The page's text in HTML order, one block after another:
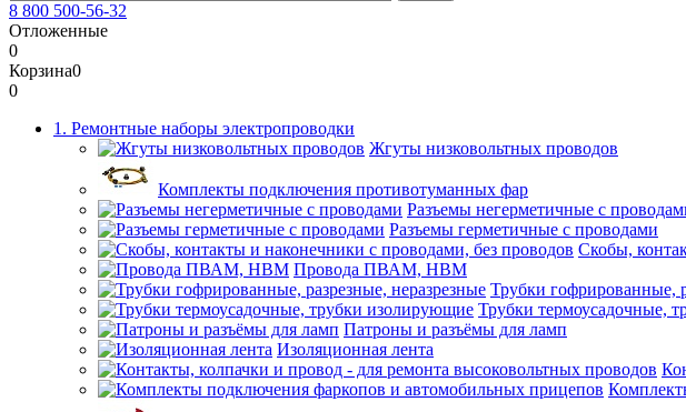
8 800 500-56-32
Отложенные
0
Корзина0
0
1. Ремонтные наборы электропроводки
Жгуты низковольтных проводов
Комплекты подключения противотуманных фар
Разъемы негерметичные с
Разъемы герметичные с проводами
Скобы,
Провода ПВАМ, НВМ
Трубки гофрированные,
Трубки термоусадочные,
Патроны и разъёмы для ламп
Изоляционная лента